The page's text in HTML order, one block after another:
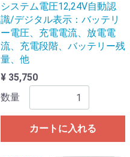
システム電圧12,24V自動認
識/デジタル表示：バッテリ
ー電圧、充電電流、放電電
流、充電段階、バッテリー残
量、他
¥ 35,750
数量
カートに入れる